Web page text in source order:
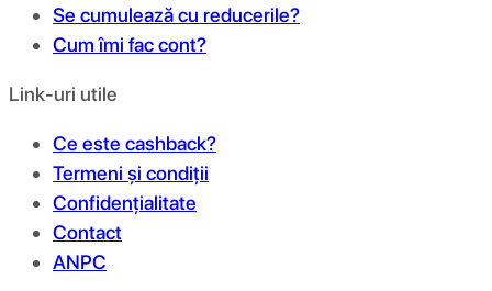
Se cumulează cu reducerile?
Cum îmi fac cont?
Link-uri utile
Ce este cashback?
Termeni și condiții
Confidențialitate
Contact
ANPC